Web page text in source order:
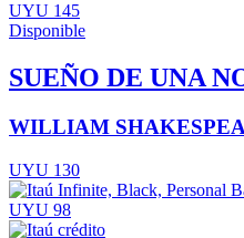
UYU 145
Disponible
SUEÑO DE UNA
WILLIAM
UYU 130
UYU 98